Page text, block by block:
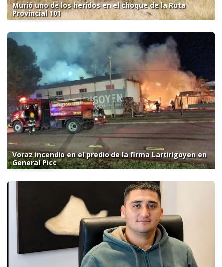
Murió uno de los heridos en el choque de la Ruta
Provincial 101
Voraz incendio en el predio de la firma Lartirigoyen en
General Pico